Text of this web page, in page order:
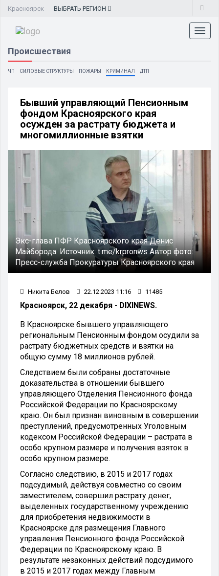
Красноярск ВЫБРАТЬ РЕГИОН
Происшествия
ЧП СИЛОВЫЕ СТРУКТУРЫ ПОЖАРЫ КРИМИНАЛ ДТП
Бывший управляющий Пенсионным
фондом Красноярского края
осужден за растрату бюджета и
многомиллионные взятки
Экс-глава ПФР Красноярского края Денис
Майборода.Источник:t.me/krpronwsАвтор фото:
Пресс-служба Прокуратуры Красноярского края
Никита Белов 22.12.2023 11:16 11485
Красноярск, 22 декабря - DIXINEWS.
В Красноярске бывшего управляющего
региональным Пенсионным фондом осудили за
растрату бюджетных средств и взятки на
общую сумму 18 миллионов рублей.
Следствием были собраны достаточные
доказательства в отношении бывшего
управляющего Отделения Пенсионного фонда
Российской Федерации по Красноярскому
краю. Он был признан виновным в совершении
преступлений, предусмотренных Уголовным
кодексом Российской Федерации – растрата в
особо крупном размере и получения взяток в
особо крупном размере.
Согласно следствию, в 2015 и 2017 годах
подсудимый, действуя совместно со своим
заместителем, совершил растрату денег,
выделенных государственному учреждению
для приобретения недвижимости в
Красноярске для размещения Главного
управления Пенсионного фонда Российской
Федерации по Красноярскому краю. В
результате незаконных действий подсудимого
в 2015 и 2017 годах между Главным